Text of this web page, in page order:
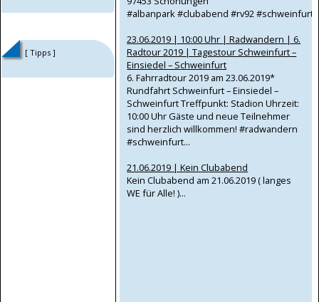
[ Tipps ]
#albanpark‬ #clubabend #rv92
23.06.2019 | 10:00 Uhr | Radwandern | 6.
Radtour 2019 | Tagestour Schweinfurt –
Einsiedel – Schweinfurt
6. Fahrradtour 2019 am 23.06.2019*
Rundfahrt Schweinfurt – Einsiedel –
Schweinfurt Treffpunkt: Stadion Uhrzeit:
10:00 Uhr Gäste und neue Teilnehmer
sind herzlich willkommen! #radwandern
#schweinfurt...
21.06.2019 | Kein Clubabend
Kein Clubabend am 21.06.2019 ( langes
WE für Alle! )...